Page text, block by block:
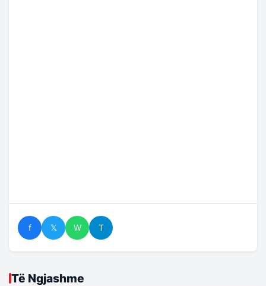
f 𝕏 W T
Të Ngjashme